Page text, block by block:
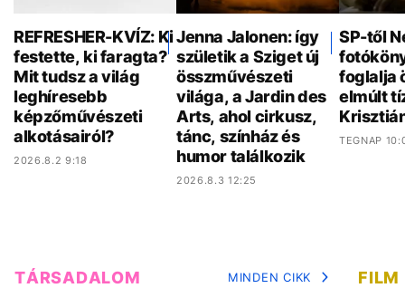
REFRESHER-KVÍZ: Ki
festette, ki faragta?
Mit tudsz a világ
leghíresebb
képzőművészeti
alkotásairól?
2026.8.2 9:18
Jenna Jalonen: így
születik a Sziget új
összművészeti
világa, a Jardin des
Arts, ahol cirkusz,
tánc, színház és
humor találkozik
2026.8.3 12:25
SP-től
foglalja
elmúlt
TEGNAP
TÁRSADALOM MINDEN CIKK FILM